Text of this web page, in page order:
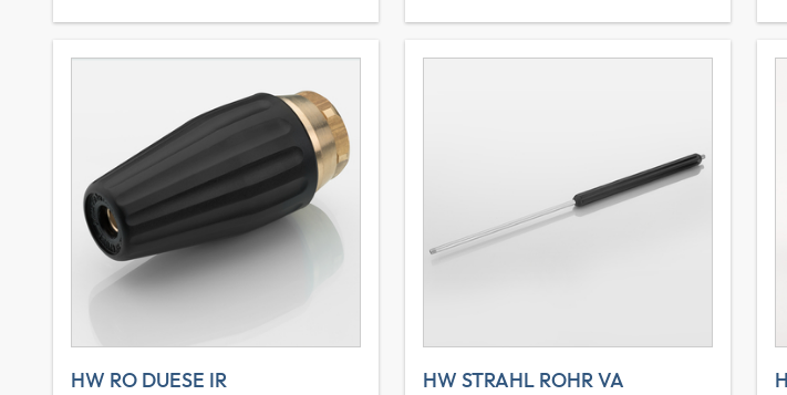
HW RO DUESE IR HW STRAHL ROHR VA